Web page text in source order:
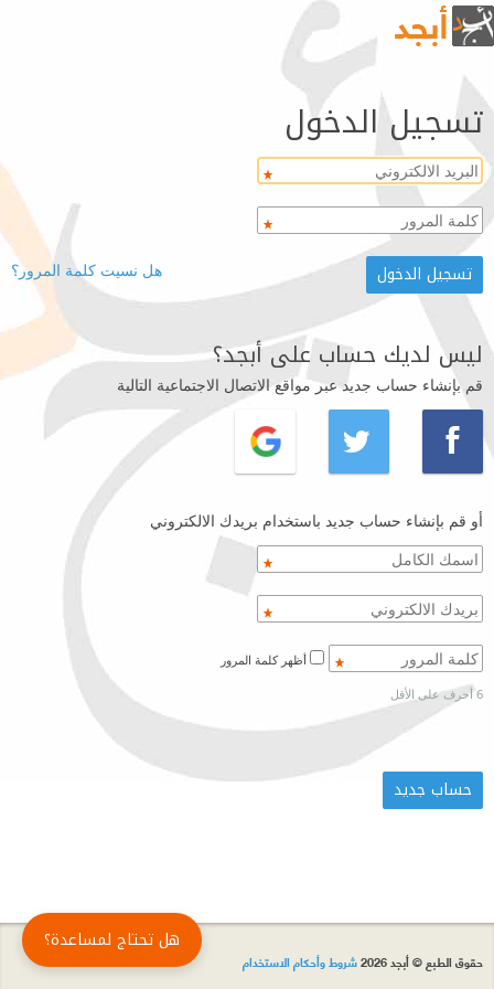
تسجيل الدخول
هل نسيت كلمة المرور؟
ليس لديك حساب على أبجد؟
قم بإنشاء حساب جديد عبر مواقع الاتصال الاجتماعية التالية
أو قم بإنشاء حساب جديد باستخدام بريدك الالكتروني
6 أحرف على الأقل
حقوق الطبع © أبجد 2026 شروط وأحكام الاستخدام
هل تحتاج لمساعدة؟